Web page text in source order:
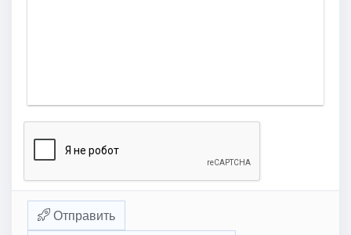
Отправить